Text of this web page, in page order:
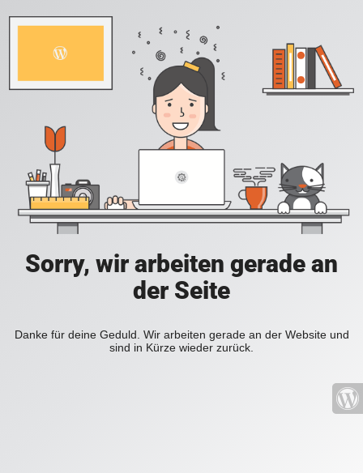
Sorry, wir arbeiten gerade an
der Seite
Danke für deine Geduld. Wir arbeiten gerade an der Website und
sind in Kürze wieder zurück.